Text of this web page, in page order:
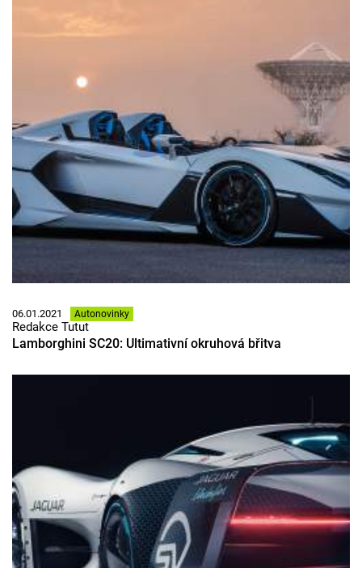
06.01.2021 Autonovinky
Redakce Tutut
Lamborghini SC20: Ultimativní okruhová břitva